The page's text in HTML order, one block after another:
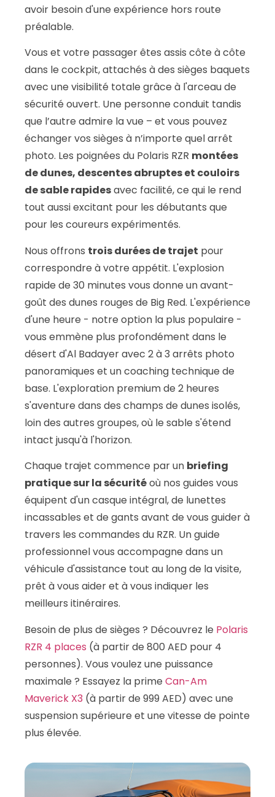
avoir besoin d'une expérience hors route
préalable.
Vous et votre passager êtes assis côte à côte
dans le cockpit, attachés à des sièges baquets
avec une visibilité totale grâce à l'arceau de
sécurité ouvert. Une personne conduit tandis
que l’autre admire la vue – et vous pouvez
échanger vos sièges à n’importe quel arrêt
photo. Les poignées du Polaris RZR montées
de dunes, descentes abruptes et couloirs
de sable rapidesavec facilité, ce qui le rend
tout aussi excitant pour les débutants que
pour les coureurs expérimentés.
Nous offrons trois durées de trajet pour
correspondre à votre appétit. L'explosion
rapide de 30 minutes vous donne un avant-
goût des dunes rouges de Big Red. L'expérience
d'une heure - notre option la plus populaire -
vous emmène plus profondément dans le
désert d'Al Badayer avec 2 à 3 arrêts photo
panoramiques et un coaching technique de
base. L'exploration premium de 2 heures
s'aventure dans des champs de dunes isolés,
loin des autres groupes, où le sable s'étend
intact jusqu'à l'horizon.
Chaque trajet commence par un briefing
pratique sur la sécuritéoù nos guides vous
équipent d'un casque intégral, de lunettes
incassables et de gants avant de vous guider à
travers les commandes du RZR. Un guide
professionnel vous accompagne dans un
véhicule d'assistance tout au long de la visite,
prêt à vous aider et à vous indiquer les
meilleurs itinéraires.
Besoin de plus de sièges ? Découvrez le Polaris
RZR 4 places (à partir de 800 AED pour 4
personnes). Vous voulez une puissance
maximale ? Essayez la prime Can-Am
Maverick X3 (à partir de 999 AED) avec une
suspension supérieure et une vitesse de pointe
plus élevée.